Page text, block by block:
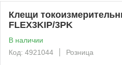
Клещи
FLEX3KIP/3PK
В наличии
Код: 4921044
Розница